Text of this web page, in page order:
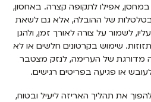
אפילו לתקופה קצרה. באחסון,
של ההובלה, אלא גם לשאת
לשמור על צורה לאורך זמן, ולהגן
שימוש בקרטונים חלשים או לא
מדורגת של הערימה, לנזק מצטבר
או פגיעה בפריטים רגישים.
את תהליך האריזה ליעיל ובטוח,